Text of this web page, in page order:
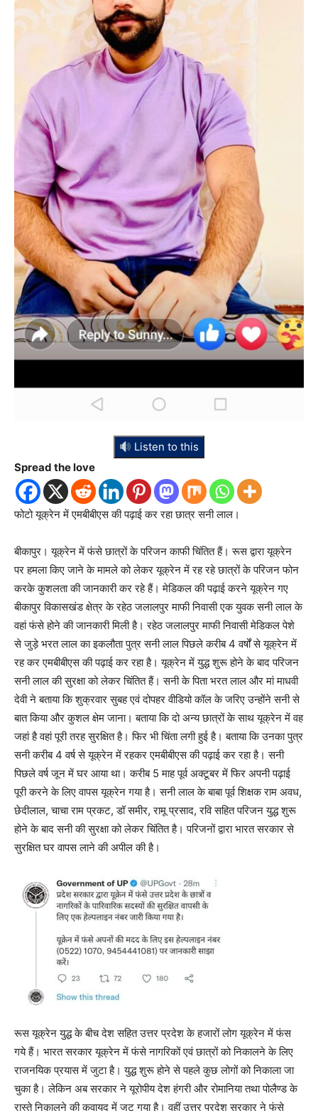
Listen to this
Spread the love
फोटो यूक्रेन में एमबीबीएस की पढ़ाई कर रहा छात्र सनी लाल।
बीकापुर। यूक्रेन में फंसे छात्रों के परिजन काफी चिंतित हैं। रूस द्वारा यूक्रेन
पर हमला किए जाने के मामले को लेकर यूक्रेन में रह रहे छात्रों के परिजन फोन
करके कुशलता की जानकारी कर रहे हैं। मेडिकल की पढ़ाई करने यूक्रेन गए
बीकापुर विकासखंड क्षेत्र के रहेठ जलालपुर माफी निवासी एक युवक सनी लाल के
वहां फंसे होने की जानकारी मिली है। रहेठ जलालपुर माफी निवासी मेडिकल पेशे
से जुड़े भरत लाल का इकलौता पुत्र सनी लाल पिछले करीब 4 वर्षों से यूक्रेन में
रह कर एमबीबीएस की पढ़ाई कर रहा है। यूक्रेन में युद्ध शुरू होने के बाद परिजन
सनी लाल की सुरक्षा को लेकर चिंतित हैं। सनी के पिता भरत लाल और मां माधवी
देवी ने बताया कि शुक्रवार सुबह एवं दोपहर वीडियो कॉल के जरिए उन्होंने सनी से
बात किया और कुशल क्षेम जाना। बताया कि दो अन्य छात्रों के साथ यूक्रेन में वह
जहां है वहां पूरी तरह सुरक्षित है। फिर भी चिंता लगी हुई है। बताया कि उनका पुत्र
सनी करीब 4 वर्ष से यूक्रेन में रहकर एमबीबीएस की पढ़ाई कर रहा है। सनी
पिछले वर्ष जून में घर आया था। करीब 5 माह पूर्व अक्टूबर में फिर अपनी पढ़ाई
पूरी करने के लिए वापस यूक्रेन गया है। सनी लाल के बाबा पूर्व शिक्षक राम अवध,
छेदीलाल, चाचा राम प्रकट, डॉ समीर, रामू प्रसाद, रवि सहित परिजन युद्ध शुरू
होने के बाद सनी की सुरक्षा को लेकर चिंतित है। परिजनों द्वारा भारत सरकार से
सुरक्षित घर वापस लाने की अपील की है।
रूस यूक्रेन युद्ध के बीच देश सहित उत्तर प्रदेश के हजारों लोग यूक्रेन में फंस
गये हैं। भारत सरकार यूक्रेन में फंसे नागरिकों एवं छात्रों को निकालने के लिए
राजनयिक प्रयास में जुटा है। युद्ध शुरू होने से पहले कुछ लोगों को निकाला जा
चुका है। लेकिन अब सरकार ने यूरोपीय देश हंगरी और रोमानिया तथा पोलैण्ड के
रास्ते निकालने की कवायद में जुट गया है। वहीं उत्तर प्रदेश सरकार ने फंसे